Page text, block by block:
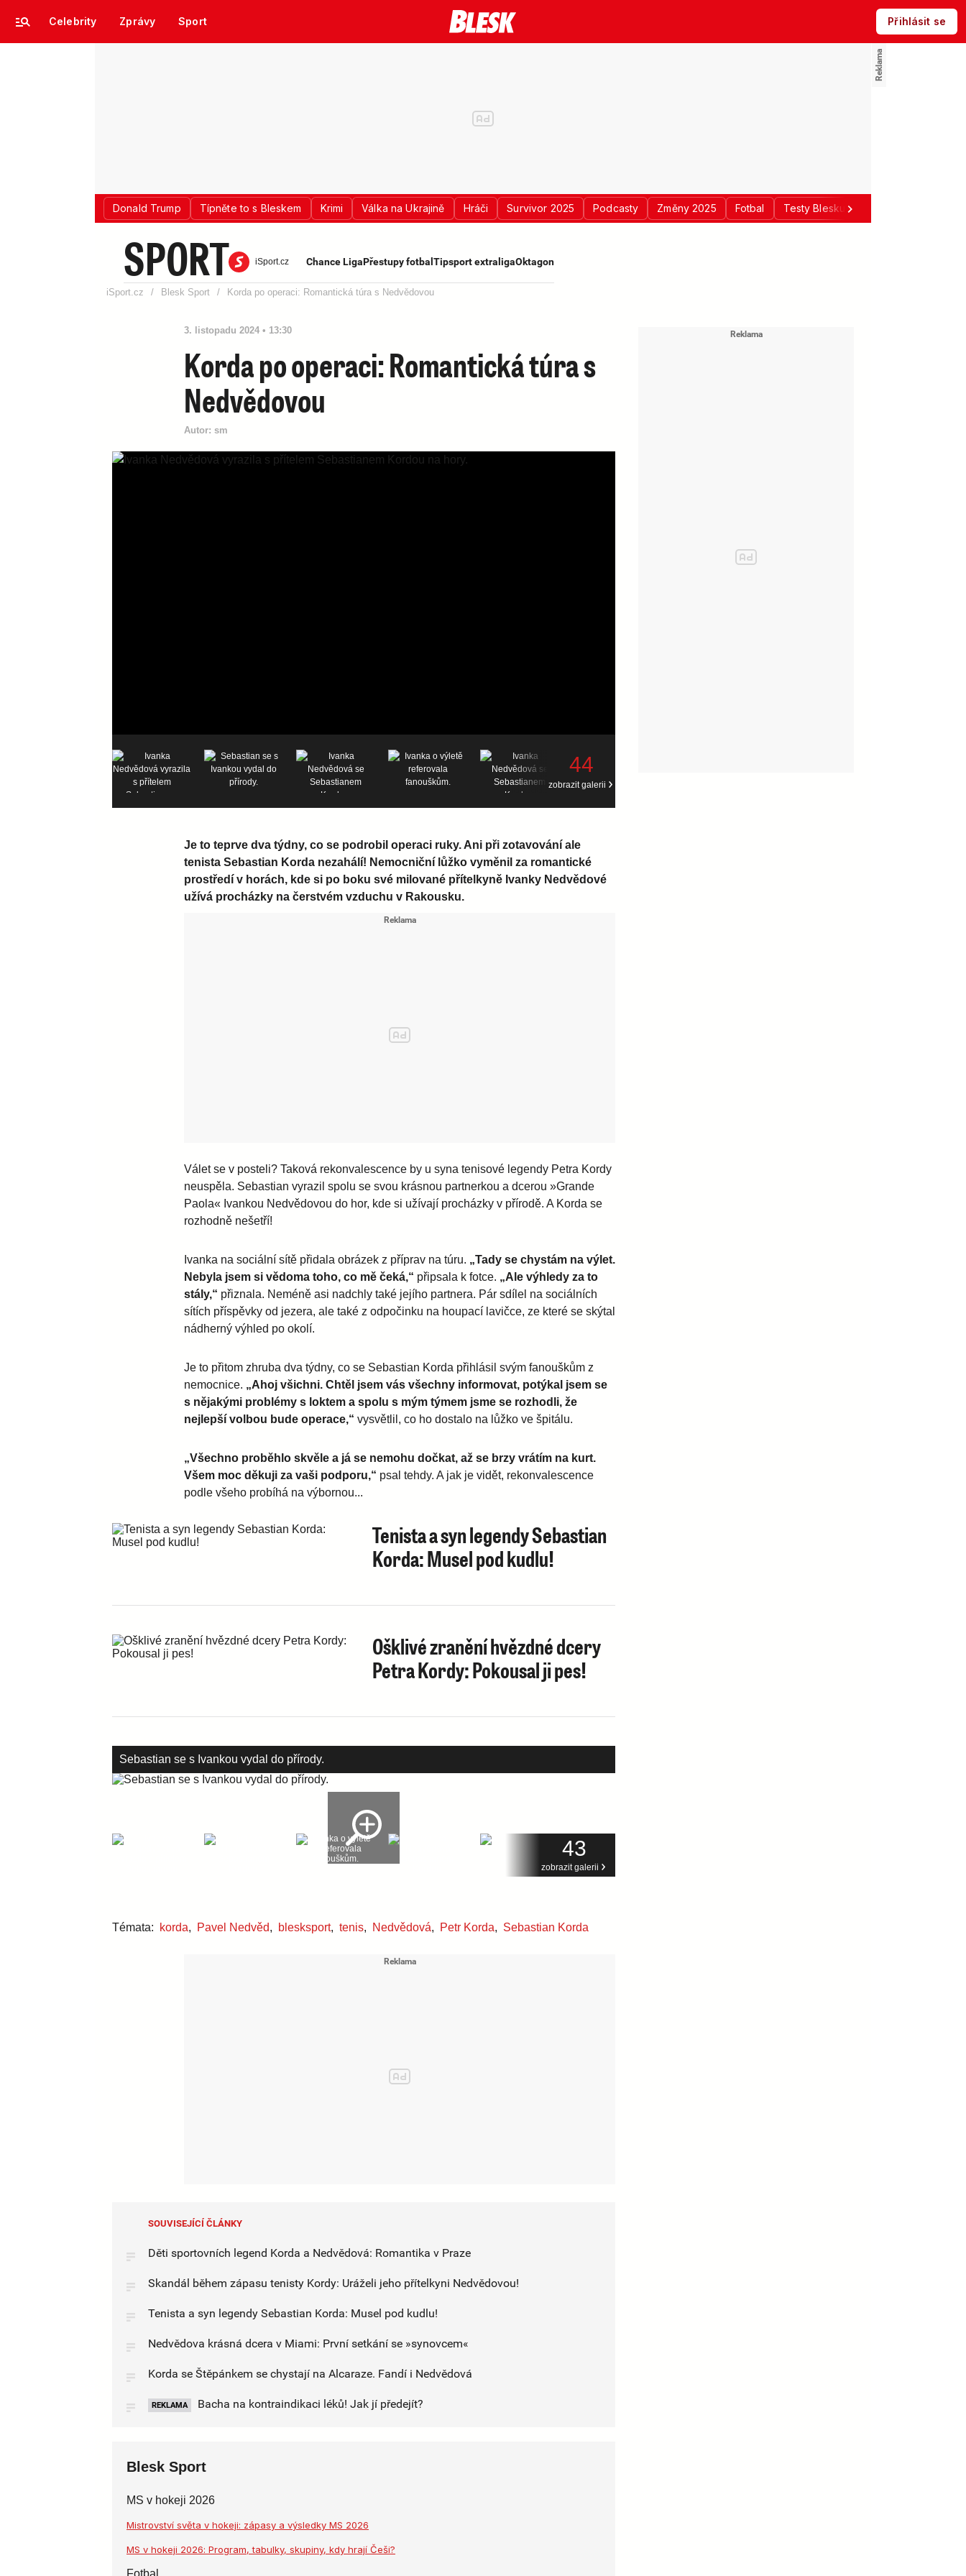
Donald Trump Típněte to s Bleskem Krimi Válka na Ukrajině Hráči Survivor 2025 Podcasty Změny 2025 Fotbal Testy Blesku
Celebrity Zprávy Sport Přihlásit se
SPORT iSport.cz Chance LigaPřestupy fotbal Tipsport extraligaOktagon
iSport.cz / Blesk Sport / Korda po operaci: Romantická túra s Nedvědovou
3. listopadu 2024 • 13:30
Korda po operaci: Romantická túra s
Nedvědovou
Autor: sm
44
zobrazit galerii
Je to teprve dva týdny, co se podrobil operaci ruky. Ani při zotavování ale
tenista Sebastian Korda nezahálí! Nemocniční lůžko vyměnil za romantické
prostředí v horách, kde si po boku své milované přítelkyně Ivanky Nedvědové
užívá procházky na čerstvém vzduchu v Rakousku.
Válet se v posteli? Taková rekonvalescence by u syna tenisové legendy Petra Kordy
neuspěla. Sebastian vyrazil spolu se svou krásnou partnerkou a dcerou »Grande
Paola« Ivankou Nedvědovou do hor, kde si užívají procházky v přírodě. A Korda se
rozhodně nešetří!
Ivanka na sociální sítě přidala obrázek z příprav na túru. „Tady se chystám na výlet.
Nebyla jsem si vědoma toho, co mě čeká,“ připsala k fotce. „Ale výhledy za to
stály,“ přiznala. Neméně asi nadchly také jejího partnera. Pár sdílel na sociálních
sítích příspěvky od jezera, ale také z odpočinku na houpací lavičce, ze které se skýtal
nádherný výhled po okolí.
Je to přitom zhruba dva týdny, co se Sebastian Korda přihlásil svým fanouškům z
nemocnice. „Ahoj všichni. Chtěl jsem vás všechny informovat, potýkal jsem se
s nějakými problémy s loktem a spolu s mým týmem jsme se rozhodli, že
nejlepší volbou bude operace,“ vysvětlil, co ho dostalo na lůžko ve špitálu.
„Všechno proběhlo skvěle a já se nemohu dočkat, až se brzy vrátím na kurt.
Všem moc děkuji za vaši podporu,“ psal tehdy. A jak je vidět, rekonvalescence
podle všeho probíhá na výbornou...
Tenista a syn legendy Sebastian
Korda: Musel pod kudlu!
Ošklivé zranění hvězdné dcery
Petra Kordy: Pokousal ji pes!
Sebastian se s Ivankou vydal do přírody.
43
zobrazit galerii
Témata: korda, Pavel Nedvěd, blesksport, tenis, Nedvědová, Petr Korda, Sebastian Korda
SOUVISEJÍCÍ ČLÁNKY
Děti sportovních legend Korda a Nedvědová: Romantika v Praze
Skandál během zápasu tenisty Kordy: Uráželi jeho přítelkyni Nedvědovou!
Tenista a syn legendy Sebastian Korda: Musel pod kudlu!
Nedvědova krásná dcera v Miami: První setkání se »synovcem«
Korda se Štěpánkem se chystají na Alcaraze. Fandí i Nedvědová
REKLAMA Bacha na kontraindikaci léků! Jak jí předejít?
Blesk Sport
MS v hokeji 2026
Mistrovství světa v hokeji: zápasy a výsledky MS 2026
MS v hokeji 2026: Program, tabulky, skupiny, kdy hrají Češi?
Fotbal